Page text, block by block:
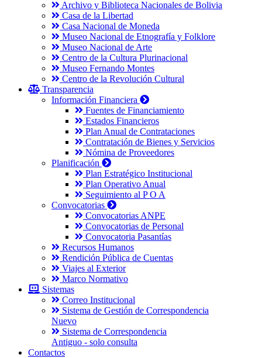
Archivo y Biblioteca Nacionales de Bolivia
Casa de la Libertad
Casa Nacional de Moneda
Museo Nacional de Etnografía y Folklore
Museo Nacional de Arte
Centro de la Cultura Plurinacional
Museo Fernando Montes
Centro de la Revolución Cultural
Transparencia
Información Financiera
Fuentes de Financiamiento
Estados Financieros
Plan Anual de Contrataciones
Contratación de Bienes y Servicios
Nómina de Proveedores
Planificación
Plan Estratégico Institucional
Plan Operativo Anual
Seguimiento al P O A
Convocatorias
Convocatorias ANPE
Convocatorias de Personal
Convocatoria Pasantías
Recursos Humanos
Rendición Pública de Cuentas
Viajes al Exterior
Marco Normativo
Sistemas
Correo Institucional
Sistema de Gestión de Correspondencia
Nuevo
Sistema de Correspondencia
Antiguo - solo consulta
Contactos